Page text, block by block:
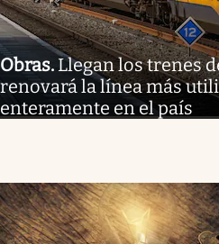
Obras. Llegan los trenes
renovará la línea más
enteramente en el país